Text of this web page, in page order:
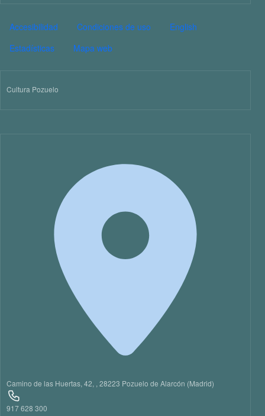
PIE DE PÁGINA CULTURA
Accesibilidad Condiciones de uso
English
Estadísticas
Mapa web
Cultura Pozuelo
Camino de las Huertas, 42, , 28223 Pozuelo de Alarcón (Madrid)
917 628 300